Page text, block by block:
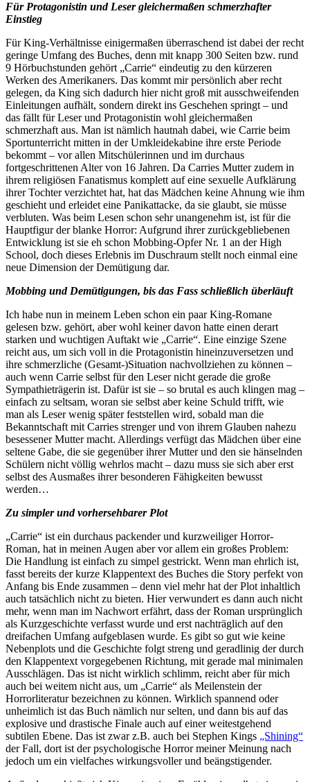
Für Protagonistin und Leser gleichermaßen schmerzhafter
Einstieg
Für King-Verhältnisse einigermaßen überraschend ist dabei der recht
geringe Umfang des Buches, denn mit knapp 300 Seiten bzw. rund
9 Hörbuchstunden gehört „Carrie“ eindeutig zu den kürzeren
Werken des Amerikaners. Das kommt mir persönlich aber recht
gelegen, da King sich dadurch hier nicht groß mit ausschweifenden
Einleitungen aufhält, sondern direkt ins Geschehen springt – und
das fällt für Leser und Protagonistin wohl gleichermaßen
schmerzhaft aus. Man ist nämlich hautnah dabei, wie Carrie beim
Sportunterricht mitten in der Umkleidekabine ihre erste Periode
bekommt – vor allen Mitschülerinnen und im durchaus
fortgeschrittenen Alter von 16 Jahren. Da Carries Mutter zudem in
ihrem religiösen Fanatismus komplett auf eine sexuelle Aufklärung
ihrer Tochter verzichtet hat, hat das Mädchen keine Ahnung wie ihm
geschieht und erleidet eine Panikattacke, da sie glaubt, sie müsse
verbluten. Was beim Lesen schon sehr unangenehm ist, ist für die
Hauptfigur der blanke Horror: Aufgrund ihrer zurückgebliebenen
Entwicklung ist sie eh schon Mobbing-Opfer Nr. 1 an der High
School, doch dieses Erlebnis im Duschraum stellt noch einmal eine
neue Dimension der Demütigung dar.
Mobbing und Demütigungen, bis das Fass schließlich überläuft
Ich habe nun in meinem Leben schon ein paar King-Romane
gelesen bzw. gehört, aber wohl keiner davon hatte einen derart
starken und wuchtigen Auftakt wie „Carrie“. Eine einzige Szene
reicht aus, um sich voll in die Protagonistin hineinzuversetzen und
ihre schmerzliche (Gesamt-)Situation nachvollziehen zu können –
auch wenn Carrie selbst für den Leser nicht gerade die große
Sympathieträgerin ist. Dafür ist sie – so brutal es auch klingen mag –
einfach zu seltsam, woran sie selbst aber keine Schuld trifft, wie
man als Leser wenig später feststellen wird, sobald man die
Bekanntschaft mit Carries strenger und von ihrem Glauben nahezu
besessener Mutter macht. Allerdings verfügt das Mädchen über eine
seltene Gabe, die sie gegenüber ihrer Mutter und den sie hänselnden
Schülern nicht völlig wehrlos macht – dazu muss sie sich aber erst
selbst des Ausmaßes ihrer besonderen Fähigkeiten bewusst
werden…
Zu simpler und vorhersehbarer Plot
„Carrie“ ist ein durchaus packender und kurzweiliger Horror-
Roman, hat in meinen Augen aber vor allem ein großes Problem:
Die Handlung ist einfach zu simpel gestrickt. Wenn man ehrlich ist,
fasst bereits der kurze Klappentext des Buches die Story perfekt von
Anfang bis Ende zusammen – denn viel mehr hat der Plot inhaltlich
auch tatsächlich nicht zu bieten. Hier verwundert es dann auch nicht
mehr, wenn man im Nachwort erfährt, dass der Roman ursprünglich
als Kurzgeschichte verfasst wurde und erst nachträglich auf den
dreifachen Umfang aufgeblasen wurde. Es gibt so gut wie keine
Nebenplots und die Geschichte folgt streng und geradlinig der durch
den Klappentext vorgegebenen Richtung, mit gerade mal minimalen
Ausschlägen. Das ist nicht wirklich schlimm, reicht aber für mich
auch bei weitem nicht aus, um „Carrie“ als Meilenstein der
Horrorliteratur bezeichnen zu können. Wirklich spannend oder
unheimlich ist das Buch nämlich nur selten, und dann bis auf das
explosive und drastische Finale auch auf einer weitestgehend
subtilen Ebene. Das ist zwar z.B. auch bei Stephen Kings „Shining“
der Fall, dort ist der psychologische Horror meiner Meinung nach
jedoch um ein vielfaches wirkungsvoller und beängstigender.